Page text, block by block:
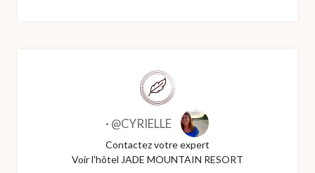
· @CYRIELLE
Contactez votre expert
Voir l'hôtel JADE MOUNTAIN RESORT